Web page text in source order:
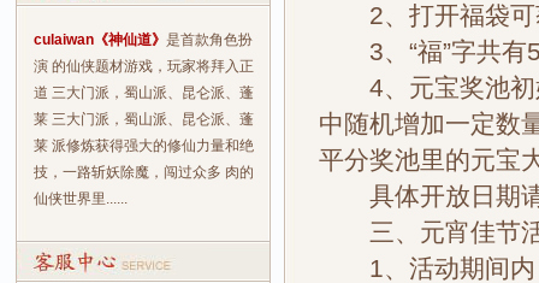
culaiwan《神仙道》 是首款角色扮
演 的仙侠题材游戏，玩家将拜入正
道 三大门派，蜀山派、昆仑派、蓬
莱 三大门派，蜀山派、昆仑派、蓬
莱 派修炼获得强大的修仙力量和绝
技，一路斩妖除魔，闯过众多 肉的
仙侠世界里......
2、打开福袋可
3、“福”字共有5
4、元宝奖池初
中随机增加一定数
平分奖池里的元宝
具体开放日期请
三、元宵佳节
1、活动期间内